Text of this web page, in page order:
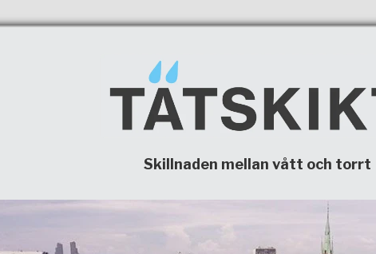
Skillnaden mellan vått och torrt